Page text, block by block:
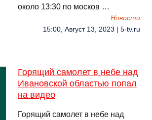
около 13:30 по москов …
Новости
15:00, Август 13, 2023 | 5-tv.ru
Горящий самолет в небе над
Ивановской областью попал
на видео
Горящий самолет в небе над